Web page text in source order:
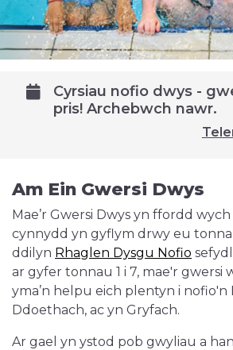
Cyrsiau nofio dwys -
pris! Archebwch nawr.
Am Ein Gwersi Dwys
Mae’r Gwersi Dwys yn ffordd
cynnydd yn gyflym drwy eu
ddilyn Rhaglen Dysgu Nofio
ar gyfer tonnau 1 i 7, mae'r gwersi
yma’n helpu eich plentyn i nofio'n
Ddoethach, ac yn Gryfach.
Ar gael yn ystod pob gwyliau a